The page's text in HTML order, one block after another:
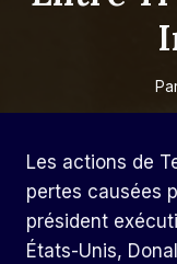
Les actions de
pertes causées
président
États-Unis,